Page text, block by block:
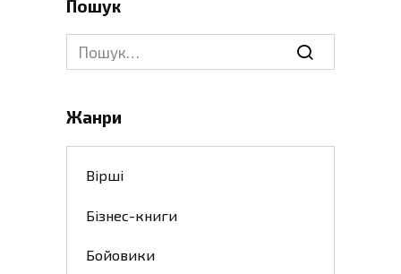
Пошук
Search
for:
Жанри
Вірші
Бізнес-книги
Бойовики